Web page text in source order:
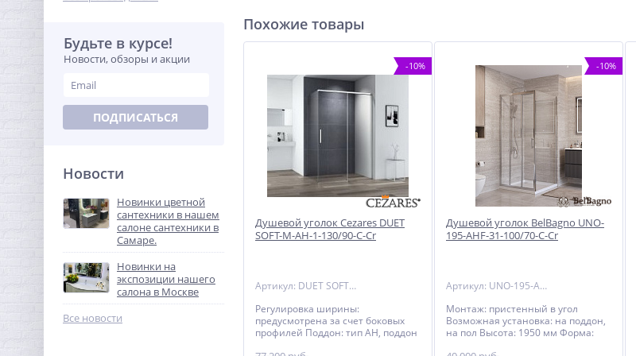
Будьте в курсе!
Новости, обзоры и акции
ПОДПИСАТЬСЯ
Новости
Новинки цветной
сантехники в нашем
салоне сантехники в
Самаре.
Новинки на
экспозиции нашего
салона в Москве
Все новости
Похожие товары
-10%
Душевой уголок Cezares DUET
SOFT-M-AH-1-130/90-C-Cr
Артикул: DUET SOFT-M-AH-1-130/90-C-Cr
Регулировка ширины:
предусмотрена за счет боковых
профилей Поддон: тип АН, поддон
-10%
Душевой уголок BelBagno UNO-
195-AHF-31-100/70-C-Cr
Артикул: UNO-195-AHF-31-100/70-C-Cr
Монтаж: пристенный в угол
Возможная установка: на поддон,
на пол Высота: 1950 мм Форма: